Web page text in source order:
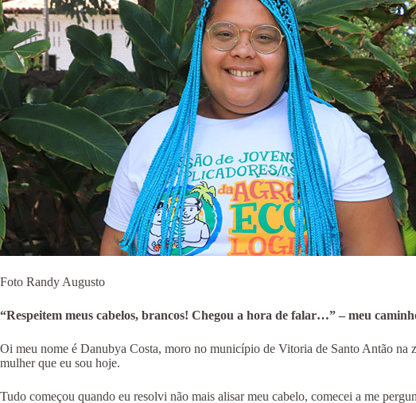
Foto Randy Augusto
“Respeitem meus cabelos, brancos! Chegou a hora de falar…” – meu
Oi meu nome é Danubya Costa, moro no município de Vitoria de Santo Antão
mulher que eu sou hoje.
Tudo começou quando eu resolvi não mais alisar meu cabelo, comecei a me